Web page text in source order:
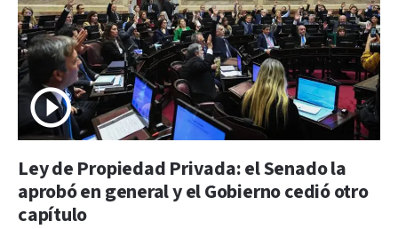
Ley de Propiedad Privada: el Senado la
aprobó en general y el Gobierno cedió otro
capítulo